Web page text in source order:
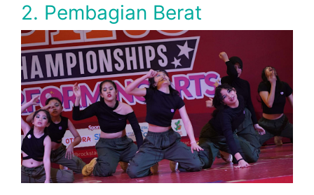
2. Pembagian Berat